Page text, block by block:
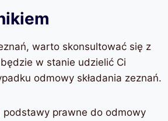
warto skonsultować się z
w stanie udzielić Ci
odmowy składania zeznań.
podstawy prawne do odmowy